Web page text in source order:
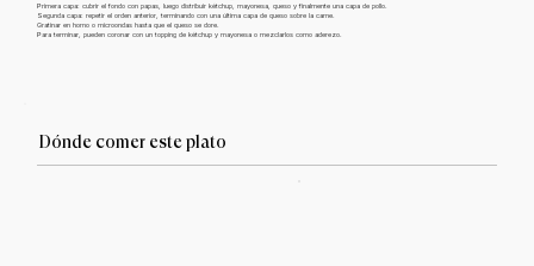
Primera capa: cubrir el fondo con papas, luego distribuir kétchup, mayonesa, queso y finalmente una capa de pollo.
Segunda capa: repetir el orden anterior, terminando con una última capa de queso sobre la carne.
Gratinar en horno o microondas hasta que el queso se dore.
Para terminar, pueden coronar con un topping de kétchup y mayonesa o mezclarlos como aderezo.
Dónde comer este plato